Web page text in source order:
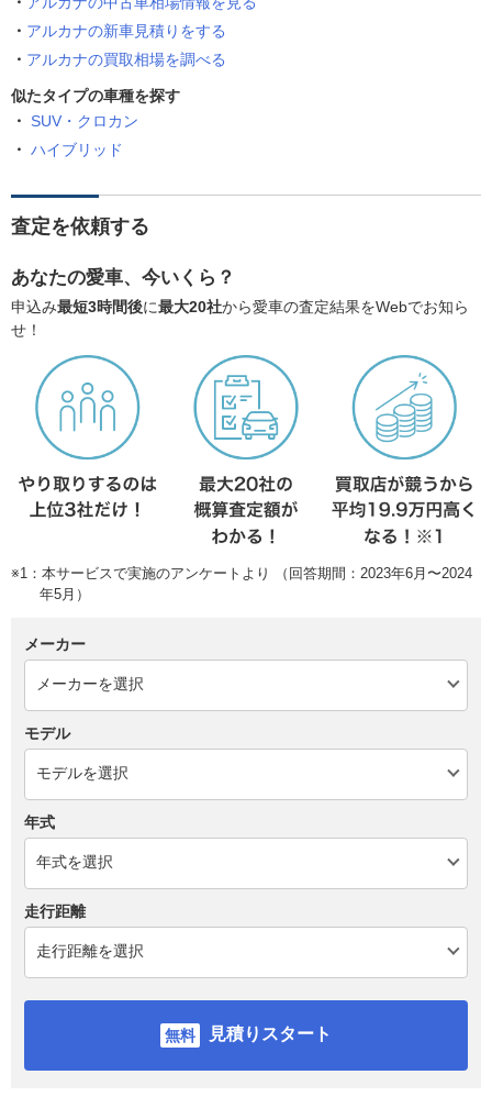
アルカナの新車見積りをする
アルカナの買取相場を調べる
似たタイプの車種を探す
SUV・クロカン
ハイブリッド
査定を依頼する
あなたの愛車、今いくら？
申込み最短3時間後に最大20社から愛車の査定結果をWebでお知ら
せ！
※1：本サービスで実施のアンケートより （回答期間：2023年6月〜2024
年5月）
メーカー
モデル
年式
走行距離
見積りスタート